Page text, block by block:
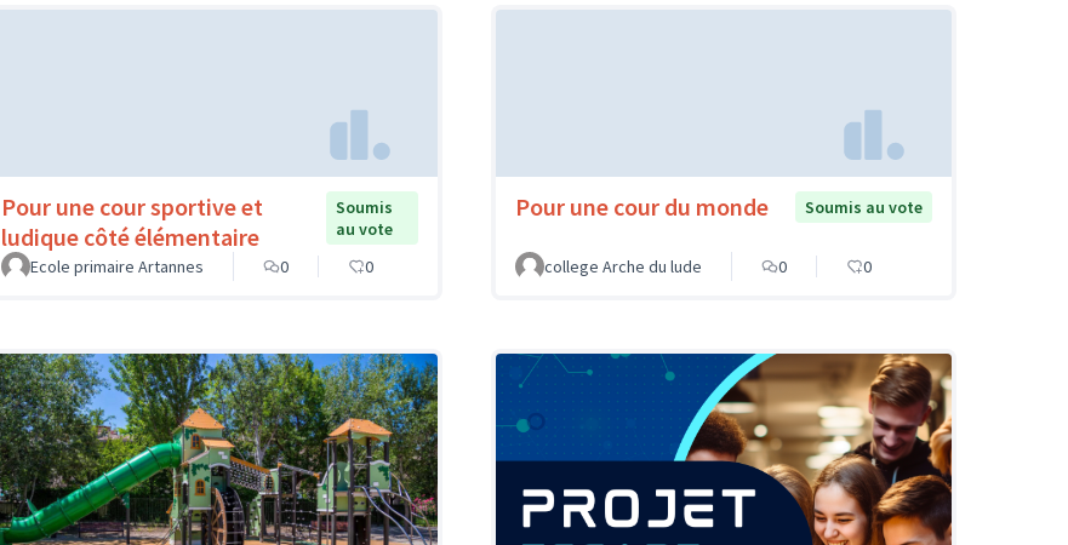
Pour une cour sportive et
ludique côté élémentaire
Soumis
au vote
Ecole primaire Artannes
0 0
Pour une cour du monde Soumis au vote
college Arche du lude 0 0